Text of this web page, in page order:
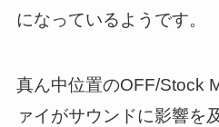
になっているようです。
真ん中位置のOFF/Stock
ァイがサウンドに影響を